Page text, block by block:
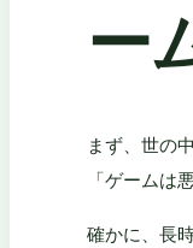
ー
まず、世の
「ゲームは
確かに、長